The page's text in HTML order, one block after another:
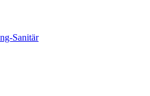
Sanitär